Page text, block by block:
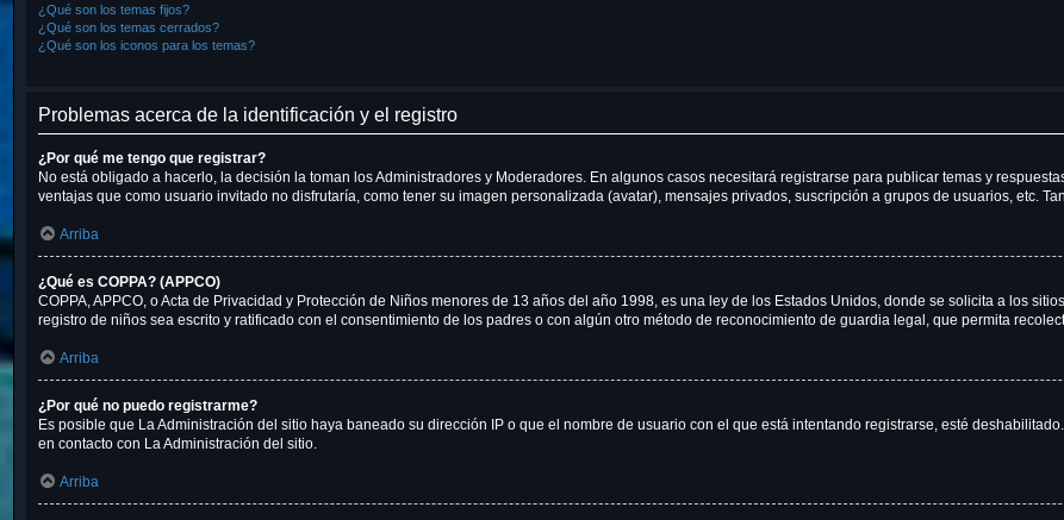
¿Qué son los temas fijos?
¿Qué son los temas cerrados?
¿Qué son los iconos para los temas?
Problemas acerca de la identificación y el registro
¿Por qué me tengo que registrar?
No está obligado a hacerlo, la decisión la toman los Administradores y Moderadores. En algunos casos necesitará registrarse para publicar temas y
ventajas que como usuario invitado no disfrutaría, como tener su imagen personalizada (avatar), mensajes privados, suscripción a grupos de usuarios, etc.
Arriba
¿Qué es COPPA? (APPCO)
COPPA, APPCO, o Acta de Privacidad y Protección de Niños menores de 13 años del año 1998, es una ley de los Estados Unidos, donde se solicita a los
registro de niños sea escrito y ratificado con el consentimiento de los padres o con algún otro método de reconocimiento de guardia legal, que permita
Arriba
¿Por qué no puedo registrarme?
Es posible que La Administración del sitio haya baneado su dirección IP o que el nombre de usuario con el que está intentando registrarse, esté
en contacto con La Administración del sitio.
Arriba